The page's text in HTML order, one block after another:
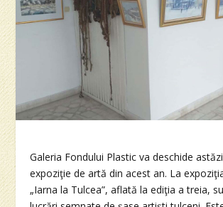
Galeria Fondului Plastic va deschide
expoziţie de artă din acest an. La
„Iarna la Tulcea”, aflată la ediţia a treia,